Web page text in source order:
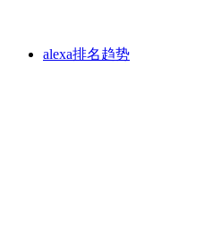
alexa排名趋势